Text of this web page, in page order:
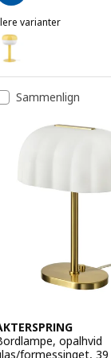
varianter
BLÅSVERK,
Sammenlign
opalhvid
formessinget, 39